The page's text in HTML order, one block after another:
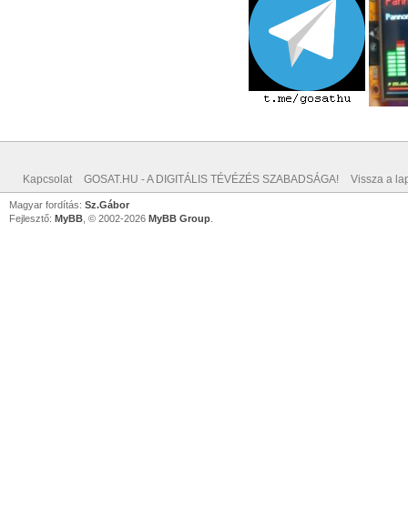
Kapcsolat GOSAT.HU - A DIGITÁLIS TÉVÉZÉS SZABADSÁGA! Vissza a
Magyar fordítás: Sz.Gábor
Fejlesztő: MyBB , © 2002-2026 MyBB Group